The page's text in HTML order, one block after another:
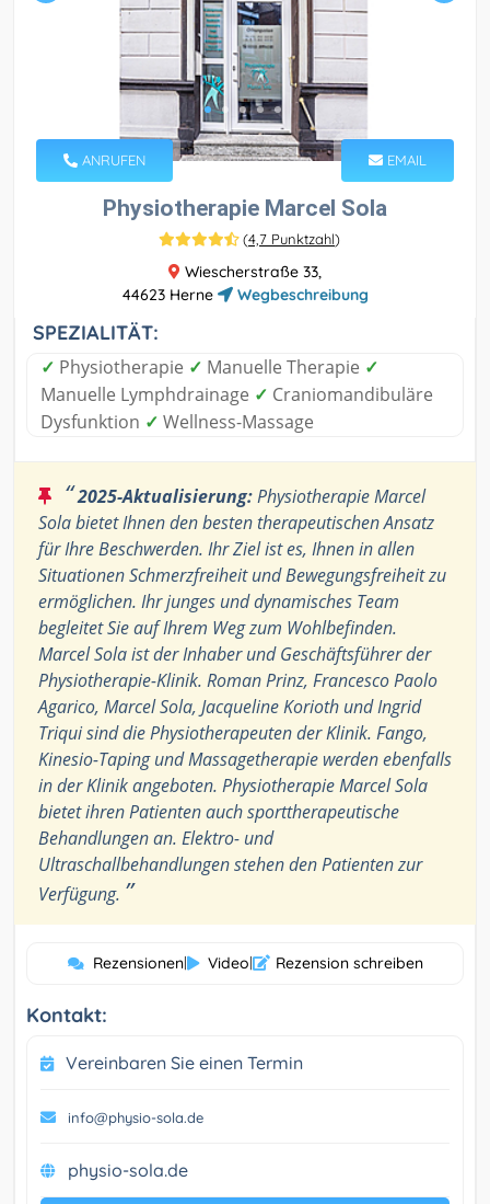
ANRUFEN EMAIL
Physiotherapie Marcel Sola
(4,7 Punktzahl)
Wiescherstraße 33,
44623 Herne
Wegbeschreibung
SPEZIALITÄT:
✓ Physiotherapie ✓ Manuelle Therapie ✓
Manuelle Lymphdrainage ✓ Craniomandibuläre
Dysfunktion ✓ Wellness-Massage
“2025-Aktualisierung:Physiotherapie Marcel
Sola bietet Ihnen den besten therapeutischen Ansatz
für Ihre Beschwerden. Ihr Ziel ist es, Ihnen in allen
Situationen Schmerzfreiheit und Bewegungsfreiheit zu
ermöglichen. Ihr junges und dynamisches Team
begleitet Sie auf Ihrem Weg zum Wohlbefinden.
Marcel Sola ist der Inhaber und Geschäftsführer der
Physiotherapie-Klinik. Roman Prinz, Francesco Paolo
Agarico, Marcel Sola, Jacqueline Korioth und Ingrid
Triqui sind die Physiotherapeuten der Klinik. Fango,
Kinesio-Taping und Massagetherapie werden ebenfalls
in der Klinik angeboten. Physiotherapie Marcel Sola
bietet ihren Patienten auch sporttherapeutische
Behandlungen an. Elektro- und
Ultraschallbehandlungen stehen den Patienten zur
Verfügung. ”
Rezensionen| Video| Rezension schreiben
Kontakt:
Vereinbaren Sie einen Termin
info@physio-sola.de
physio-sola.de